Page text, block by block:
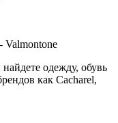
Valmontone
одежду, обувь
как Cacharel,